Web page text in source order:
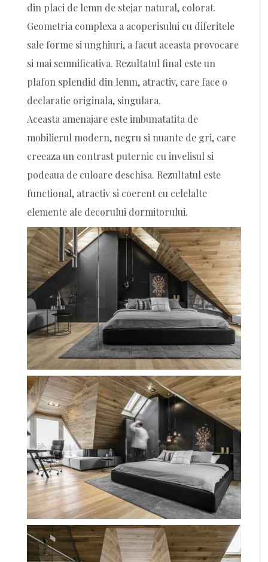
din placi de lemn de stejar natural, colorat.
Geometria complexa a acoperisului cu diferitele
sale forme si unghiuri, a facut aceasta provocare
si mai semnificativa. Rezultatul final este un
plafon splendid din lemn, atractiv, care face o
declaratie originala, singulara.
Aceasta amenajare este imbunatatita de
mobilierul modern, negru si nuante de gri, care
creeaza un contrast puternic cu invelisul si
podeaua de culoare deschisa. Rezultatul este
functional, atractiv si coerent cu celelalte
elemente ale decorului dormitorului.